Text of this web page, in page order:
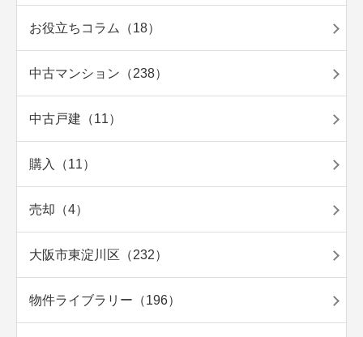
お役立ちコラム（18）
中古マンション（238）
中古戸建（11）
購入（11）
売却（4）
大阪市東淀川区（232）
物件ライブラリー（196）